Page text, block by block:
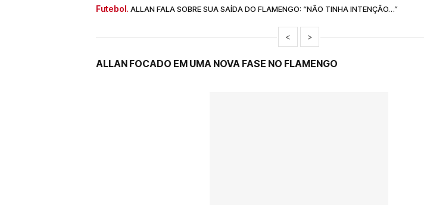
Futebol. ALLAN FALA SOBRE SUA SAÍDA DO FLAMENGO: “NÃO TINHA INTENÇÃO…”
< >
ALLAN FOCADO EM UMA NOVA FASE NO FLAMENGO